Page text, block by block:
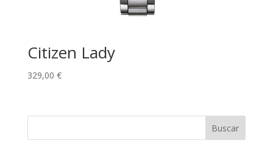
Citizen Lady
329,00 €
Buscar